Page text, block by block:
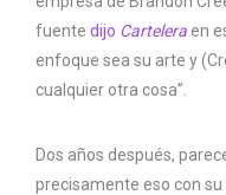
fuente dijo Cartelera en
enfoque sea su arte y
cualquier otra cosa”.
Dos años después,
precisamente eso con su